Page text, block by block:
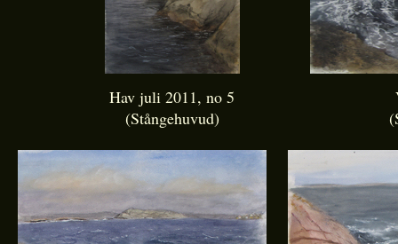
Hav juli 2011, no 5
(Stångehuvud)